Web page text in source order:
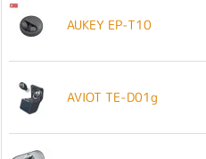
AUKEY EP-T10
AVIOT TE-D01g